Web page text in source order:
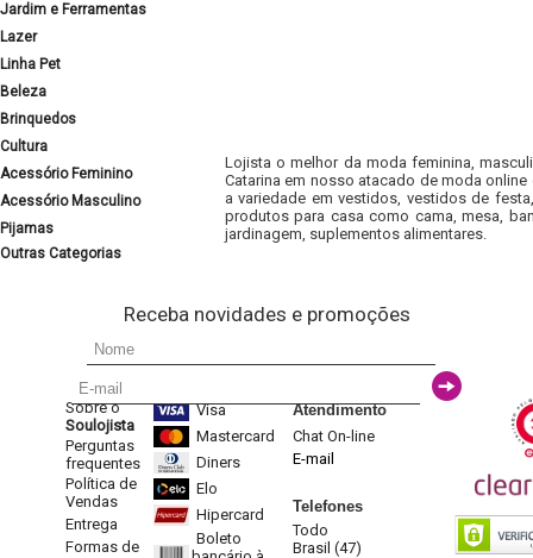
Jardim e Ferramentas
Lazer
Linha Pet
Beleza
Brinquedos
Cultura
Acessório Feminino
Acessório Masculino
Pijamas
Outras Categorias
Lojista o melhor da moda feminina,
Catarina em nosso atacado de moda
a variedade em vestidos, vestidos de
produtos para casa como cama, mesa,
jardinagem, suplementos alimentares.
Receba novidades e promoções
Sobre o
Soulojista
Perguntas
frequentes
Política de
Vendas
Entrega
Formas de
Visa
Mastercard
Diners
Elo
Hipercard
Boleto
Atendimento
Chat On-line
E-mail
Telefones
Todo
Brasil (47)